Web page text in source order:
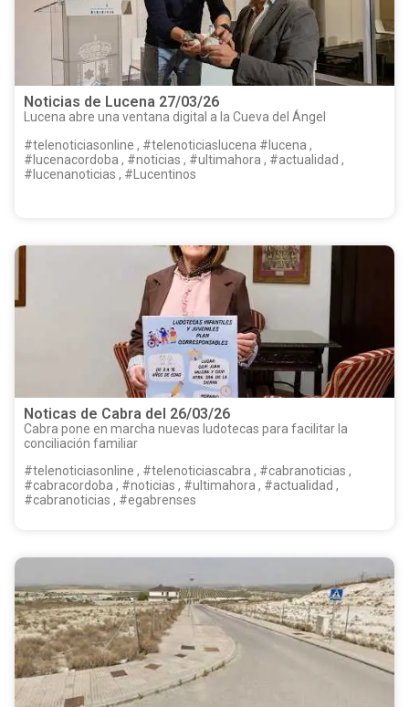
Noticias de Lucena 27/03/26
Lucena abre una ventana digital a la Cueva del Ángel
#telenoticiasonline , #telenoticiaslucena #lucena ,
#lucenacordoba , #noticias , #ultimahora , #actualidad ,
#lucenanoticias , #Lucentinos
Noticas de Cabra del 26/03/26
Cabra pone en marcha nuevas ludotecas para facilitar la
conciliación familiar
#telenoticiasonline , #telenoticiascabra , #cabranoticias ,
#cabracordoba , #noticias , #ultimahora , #actualidad ,
#cabranoticias , #egabrenses